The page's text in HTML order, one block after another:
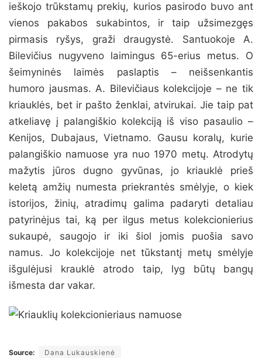
ieškojo trūkstamų prekių, kurios pasirodo buvo ant
vienos pakabos sukabintos, ir taip užsimezgęs
pirmasis ryšys, graži draugystė. Santuokoje A.
Bilevičius nugyveno laimingus 65-erius metus. O
šeimyninės laimės paslaptis – neišsenkantis
humoro jausmas. A. Bilevičiaus kolekcijoje – ne tik
kriauklės, bet ir pašto ženklai, atvirukai. Jie taip pat
atkeliavę į palangiškio kolekciją iš viso pasaulio –
Kenijos, Dubajaus, Vietnamo. Gausu koralų, kurie
palangiškio namuose yra nuo 1970 metų. Atrodytų
mažytis jūros dugno gyvūnas, jo kriauklė prieš
keletą amžių numesta priekrantės smėlyje, o kiek
istorijos, žinių, atradimų galima padaryti detaliau
patyrinėjus tai, ką per ilgus metus kolekcionierius
sukaupė, saugojo ir iki šiol jomis puošia savo
namus. Jo kolekcijoje net tūkstantį metų smėlyje
išgulėjusi krauklė atrodo taip, lyg būtų bangų
išmesta dar vakar.
Source: Dana Lukauskienė